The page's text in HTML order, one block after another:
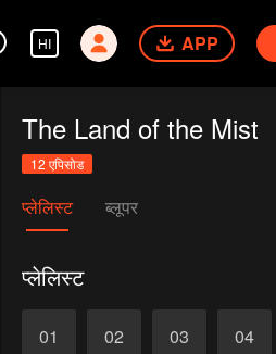
HI APP
The Land of the Mist
12 एपिसोड
प्लेलिस्ट ब्लूपर
प्लेलिस्ट
01 02 03 04